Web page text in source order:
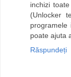
inchizi
(Unlocker
programele
poate ajuta
Răspundeți